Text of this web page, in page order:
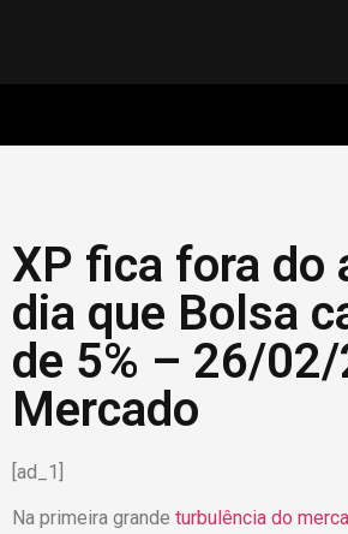
XP fica fora do
dia que Bolsa
de 5% – 26/
Mercado
[ad_1]
Na primeira grande turbulência do